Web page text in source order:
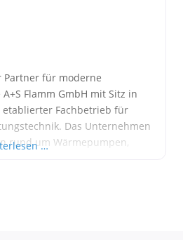
Partner für moderne
Flamm GmbH mit Sitz in
Fachbetrieb für
Das Unternehmen
rund um Wärmepumpen,
…